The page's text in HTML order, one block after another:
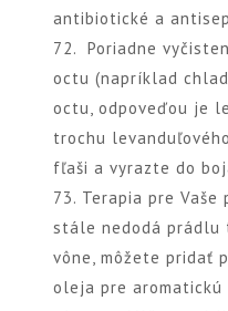
antibiotické a
72. Poriadne
octu (napríklad
octu, odpoveďou je
trochu
fľaši a vyrazte do
73. Terapia pre Vaše
stále nedodá prádlu
vône, môžete pridať
oleja pre